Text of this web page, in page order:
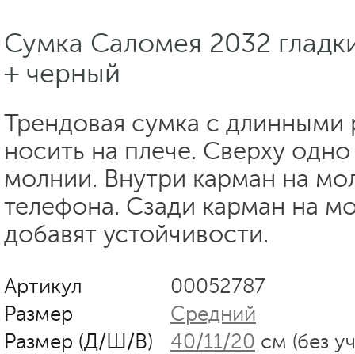
Сумка Саломея 2032
+ черный
Трендовая сумка с длинными
носить на плече. Сверху
молнии. Внутри карман на
телефона. Сзади карман на
добавят устойчивости.
Артикул
00052787
Размер
Средний
Размер (Д/Ш/В)
40/11/20 см (без